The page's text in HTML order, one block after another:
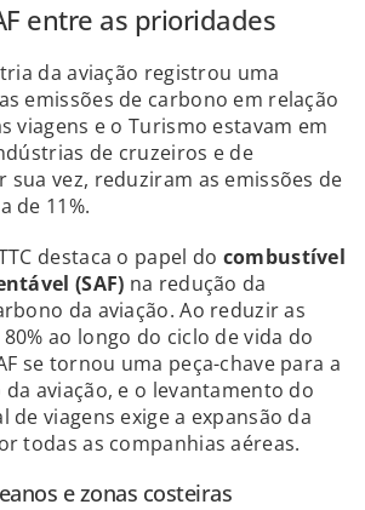
entre as prioridades
da aviação registrou uma
emissões de carbono em relação
viagens e o Turismo estavam em
de cruzeiros e de
sua vez, reduziram as emissões de
de 11%.
destaca o papel do combustível
(SAF) na redução da
da aviação. Ao reduzir as
ao longo do ciclo de vida do
se tornou uma peça-chave para a
aviação, e o levantamento do
de viagens exige a expansão da
todas as companhias aéreas.
e zonas costeiras